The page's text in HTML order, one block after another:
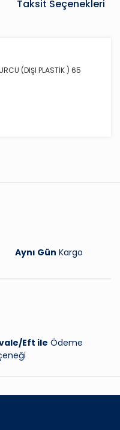
Taksit Seçenekleri
(DIŞI PLASTİK ) 65
Aynı Gün Kargo
Eft ile Ödeme